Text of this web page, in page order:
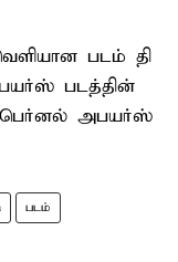
படம் தி
படத்தின்
அபயர்ஸ்
படம்